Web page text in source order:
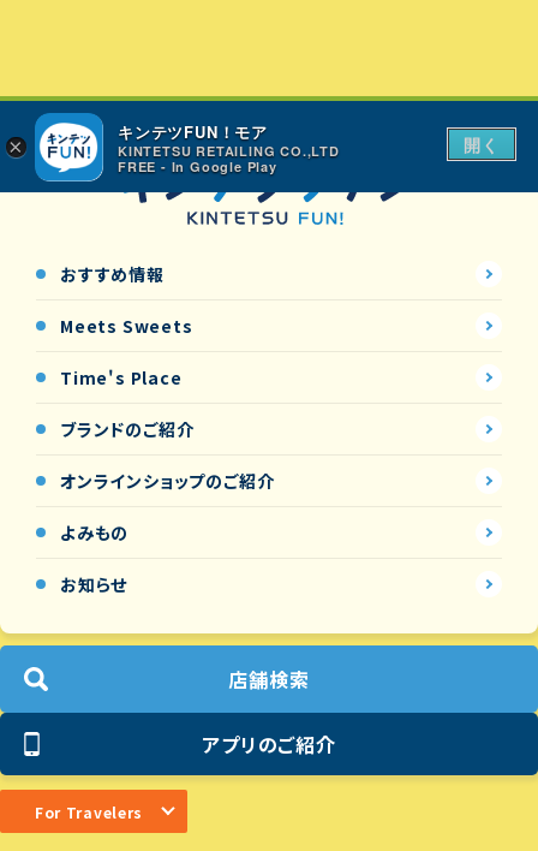
おすすめ情報
Meets Sweets
Time's Place
ブランドのご紹介
オンラインショップのご紹介
よみもの
お知らせ
店舗検索
アプリのご紹介
For Travelers
×
キンテツFUN！モア
KINTETSU RETAILING CO.,LTD
FREE - In Google Play
開く